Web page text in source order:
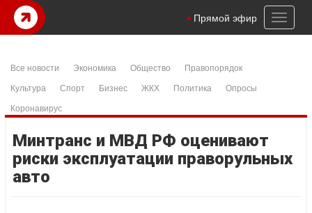
Toggle
Прямой эфир
Все новости Экономика Общество
Правопорядок
Культура
Спорт Бизнес ЖКХ Политика
Опросы
Коронавирус
Минтранс и МВД РФ оценивают
риски эксплуатации праворульных
авто